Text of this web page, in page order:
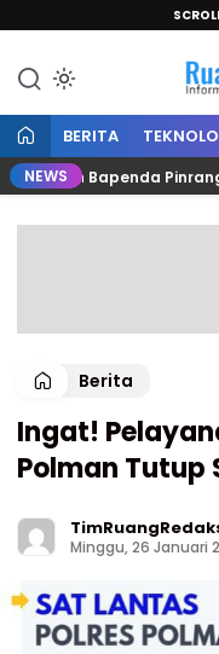
BERITA
NEWS
Bapenda Pinrang
Berita
Ingat!
Polman Tutup
Minggu, 26 Januari